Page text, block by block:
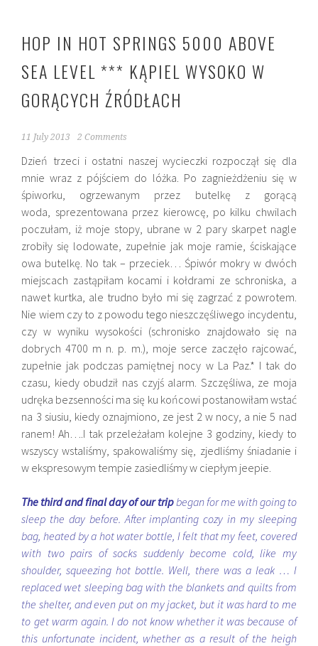
HOP IN HOT SPRINGS 5000 ABOVE
SEA LEVEL *** KĄPIEL WYSOKO W
GORĄCYCH ŹRÓDŁACH
11 July 2013 2 Comments
Dzień trzeci i ostatni naszej wycieczki rozpoczął się dla
mnie wraz z pójściem do lóżka. Po zagnieżdżeniu się w
śpiworku, ogrzewanym przez butelkę z gorącą
woda, sprezentowana przez kierowcę, po kilku chwilach
poczułam, iż moje stopy, ubrane w 2 pary skarpet nagle
zrobiły się lodowate, zupełnie jak moje ramie, ściskające
owa butelkę. No tak – przeciek… Śpiwór mokry w dwóch
miejscach zastąpiłam kocami i kołdrami ze schroniska, a
nawet kurtka, ale trudno było mi się zagrzać z powrotem.
Nie wiem czy to z powodu tego nieszczęśliwego incydentu,
czy w wyniku wysokości (schronisko znajdowało się na
dobrych 4700 m n. p. m.), moje serce zaczęło rajcować,
zupełnie jak podczas pamiętnej nocy w La Paz.* I tak do
czasu, kiedy obudził nas czyjś alarm. Szczęśliwa, ze moja
udręka bezsenności ma się ku końcowi postanowiłam wstać
na 3 siusiu, kiedy oznajmiono, ze jest 2 w nocy, a nie 5 nad
ranem! Ah….I tak przeleżałam kolejne 3 godziny, kiedy to
wszyscy wstaliśmy, spakowaliśmy się, zjedliśmy śniadanie i
w ekspresowym tempie zasiedliśmy w ciepłym jeepie.
The third and final day of our tripbegan for me with going to
sleep the day before. After implanting cozy in my sleeping
bag, heated by a hot water bottle, I felt that my feet, covered
with two pairs of socks suddenly become cold, like my
shoulder, squeezing hot bottle. Well, there was a leak … I
replaced wet sleeping bag with the blankets and quilts from
the shelter, and even put on my jacket, but it was hard to me
to get warm again. I do not know whether it was because of
this unfortunate incident, whether as a result of the heigh